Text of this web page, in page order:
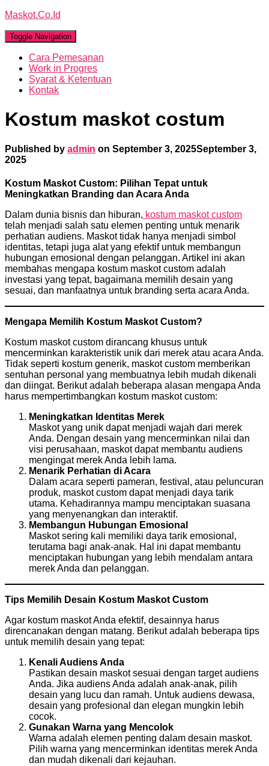
Maskot.Co.Id
Toggle Navigation
Cara Pemesanan
Work in Progres
Syarat & Ketentuan
Kontak
Kostum maskot costum
Published by admin on September 3, 2025September 3,
2025
Kostum Maskot Custom: Pilihan Tepat untuk
Meningkatkan Branding dan Acara Anda
Dalam dunia bisnis dan hiburan, kostum maskot custom
telah menjadi salah satu elemen penting untuk menarik
perhatian audiens. Maskot tidak hanya menjadi simbol
identitas, tetapi juga alat yang efektif untuk membangun
hubungan emosional dengan pelanggan. Artikel ini akan
membahas mengapa kostum maskot custom adalah
investasi yang tepat, bagaimana memilih desain yang
sesuai, dan manfaatnya untuk branding serta acara Anda.
Mengapa Memilih Kostum Maskot Custom?
Kostum maskot custom dirancang khusus untuk
mencerminkan karakteristik unik dari merek atau acara Anda.
Tidak seperti kostum generik, maskot custom memberikan
sentuhan personal yang membuatnya lebih mudah dikenali
dan diingat. Berikut adalah beberapa alasan mengapa Anda
harus mempertimbangkan kostum maskot custom:
Meningkatkan Identitas Merek
Maskot yang unik dapat menjadi wajah dari merek
Anda. Dengan desain yang mencerminkan nilai dan
visi perusahaan, maskot dapat membantu audiens
mengingat merek Anda lebih lama.
Menarik Perhatian di Acara
Dalam acara seperti pameran, festival, atau peluncuran
produk, maskot custom dapat menjadi daya tarik
utama. Kehadirannya mampu menciptakan suasana
yang menyenangkan dan interaktif.
Membangun Hubungan Emosional
Maskot sering kali memiliki daya tarik emosional,
terutama bagi anak-anak. Hal ini dapat membantu
menciptakan hubungan yang lebih mendalam antara
merek Anda dan pelanggan.
Tips Memilih Desain Kostum Maskot Custom
Agar kostum maskot Anda efektif, desainnya harus
direncanakan dengan matang. Berikut adalah beberapa tips
untuk memilih desain yang tepat:
Kenali Audiens Anda
Pastikan desain maskot sesuai dengan target audiens
Anda. Jika audiens Anda adalah anak-anak, pilih
desain yang lucu dan ramah. Untuk audiens dewasa,
desain yang profesional dan elegan mungkin lebih
cocok.
Gunakan Warna yang Mencolok
Warna adalah elemen penting dalam desain maskot.
Pilih warna yang mencerminkan identitas merek Anda
dan mudah dikenali dari kejauhan.